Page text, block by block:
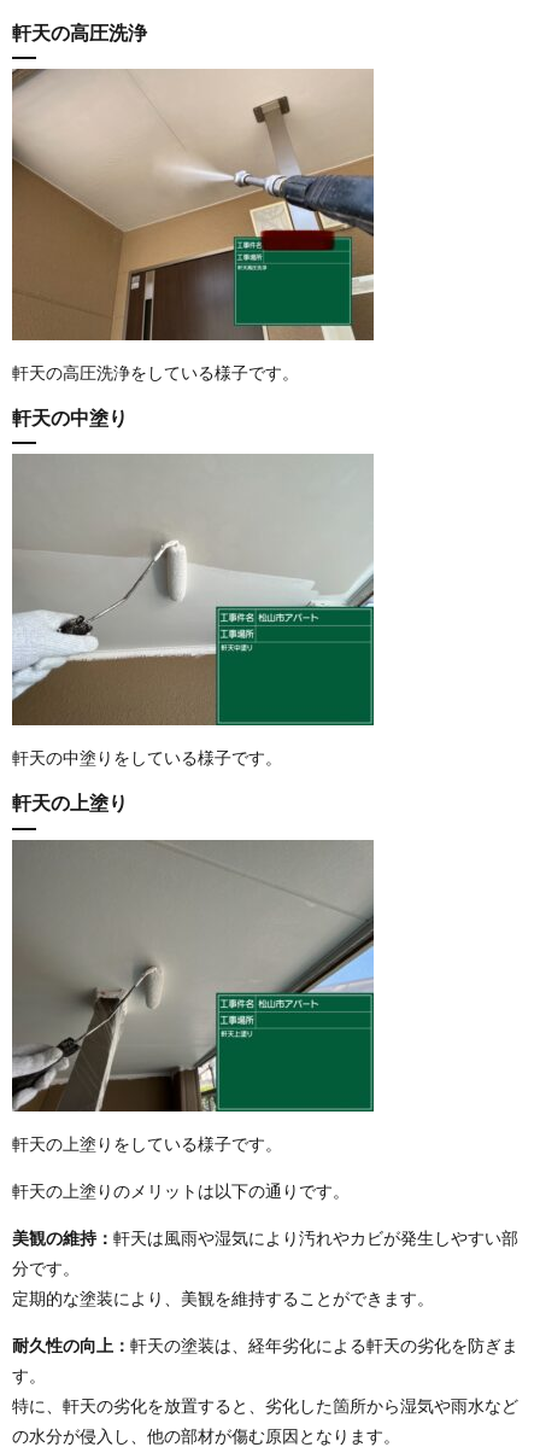
軒天の高圧洗浄
軒天の高圧洗浄をしている様子です。
軒天の中塗り
軒天の中塗りをしている様子です。
軒天の上塗り
軒天の上塗りをしている様子です。
軒天の上塗りのメリットは以下の通りです。
美観の維持： 軒天は風雨や湿気により汚れやカビが発生しやすい部
分です。
定期的な塗装により、美観を維持することができます。
耐久性の向上： 軒天の塗装は、経年劣化による軒天の劣化を防ぎま
す。
特に、軒天の劣化を放置すると、劣化した箇所から湿気や雨水など
の水分が侵入し、他の部材が傷む原因となります。